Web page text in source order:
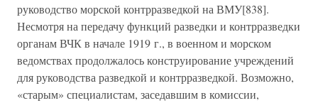
руководство морской контрразведкой на ВМУ[838].
Несмотря на передачу функций разведки и контрразведки
органам ВЧК в начале 1919 г., в военном и морском
ведомствах продолжалось конструирование учреждений
для руководства разведкой и контрразведкой. Возможно,
«старым» специалистам, заседавшим в комиссии,